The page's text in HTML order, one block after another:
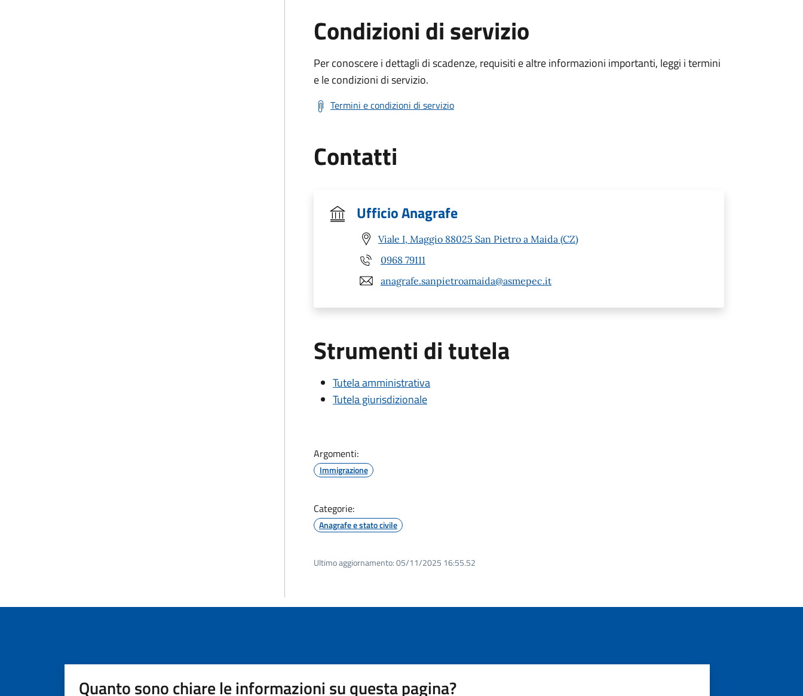
Condizioni di servizio
Per conoscere i dettagli di scadenze, requisiti e altre informazioni importanti, leggi i termini
e le condizioni di servizio.
Termini e condizioni di servizio
Contatti
Ufficio Anagrafe
Viale I, Maggio 88025 San Pietro a Maida (CZ)
0968 79111
anagrafe.sanpietroamaida@asmepec.it
Strumenti di tutela
Tutela amministrativa
Tutela giurisdizionale
Argomenti:
Immigrazione
Categorie:
Anagrafe e stato civile
Ultimo aggiornamento:05/11/2025 16:55.52
Quanto sono chiare le informazioni su questa pagina?